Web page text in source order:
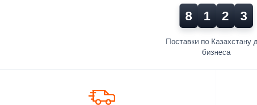
8 1 2 3
Поставки по Казахстану
бизнеса